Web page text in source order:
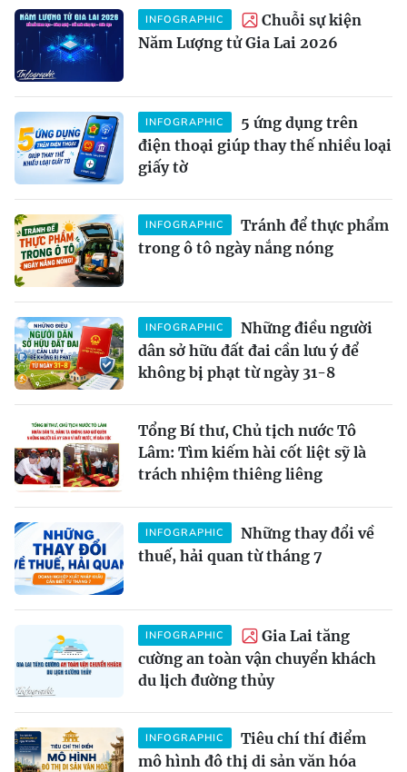
INFOGRAPHIC
Chuỗi sự kiện
Năm Lượng tử Gia Lai 2026
INFOGRAPHIC
5 ứng dụng trên
điện thoại giúp thay thế nhiều loại
giấy tờ
INFOGRAPHIC
Tránh để thực phẩm
trong ô tô ngày nắng nóng
INFOGRAPHIC
Những điều người
dân sở hữu đất đai cần lưu ý để
không bị phạt từ ngày 31-8
Tổng Bí thư, Chủ tịch nước Tô
Lâm: Tìm kiếm hài cốt liệt sỹ là
trách nhiệm thiêng liêng
INFOGRAPHIC
Những thay đổi về
thuế, hải quan từ tháng 7
INFOGRAPHIC
Gia Lai tăng
cường an toàn vận chuyển khách
du lịch đường thủy
INFOGRAPHIC
Tiêu chí thí điểm
mô hình đô thị di sản văn hóa